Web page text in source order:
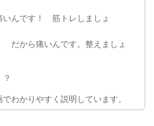
いんです！ 筋トレしましょ
だから痛いんです。整えましょ
わかりやすく説明しています。